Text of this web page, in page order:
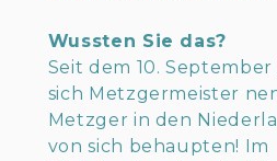
Wussten Sie das?
Seit dem 10.
sich Metzgermeister
Metzger in den
von sich behaupten! Im